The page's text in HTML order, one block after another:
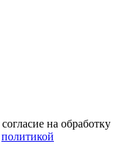
на обработку
политикой